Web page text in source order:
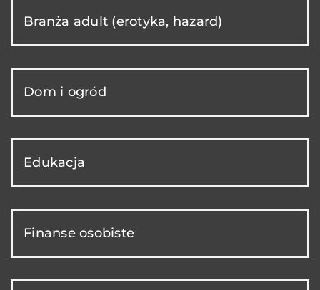
Branża adult (erotyka, hazard)
Dom i ogród
Edukacja
Finanse osobiste